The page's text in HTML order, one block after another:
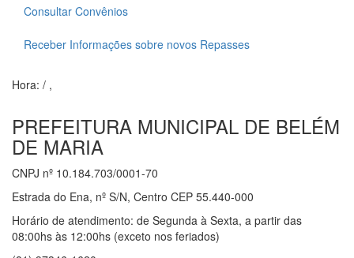
Consultar Convênios
Receber Informações sobre novos Repasses
Hora: / ,
PREFEITURA MUNICIPAL DE BELÉM
DE MARIA
CNPJ nº 10.184.703/0001-70
Estrada do Ena, nº S/N, Centro CEP 55.440-000
Horário de atendimento: de Segunda à Sexta, a partir das
08:00hs às 12:00hs (exceto nos feriados)